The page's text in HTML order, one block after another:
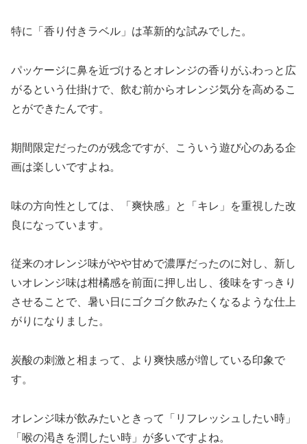
特に「香り付きラベル」は革新的な試みでした。
パッケージに鼻を近づけるとオレンジの香りがふわっと広
がるという仕掛けで、飲む前からオレンジ気分を高めるこ
とができたんです。
期間限定だったのが残念ですが、こういう遊び心のある企
画は楽しいですよね。
味の方向性としては、「爽快感」と「キレ」を重視した改
良になっています。
従来のオレンジ味がやや甘めで濃厚だったのに対し、新し
いオレンジ味は柑橘感を前面に押し出し、後味をすっきり
させることで、暑い日にゴクゴク飲みたくなるような仕上
がりになりました。
炭酸の刺激と相まって、より爽快感が増している印象で
す。
オレンジ味が飲みたいときって「リフレッシュしたい時」
「喉の渇きを潤したい時」が多いですよね。